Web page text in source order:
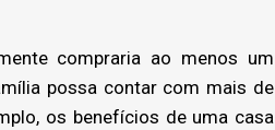
compraria ao menos um
possa contar com mais de
os benefícios de uma casa